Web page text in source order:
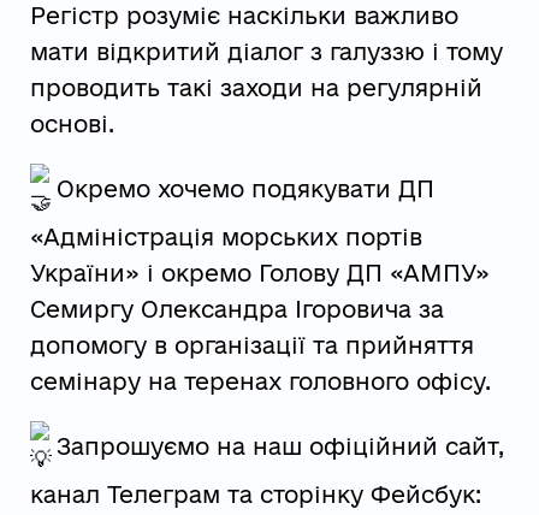
Регістр розуміє наскільки важливо
мати відкритий діалог з галуззю і тому
проводить такі заходи на регулярній
основі.
Окремо хочемо подякувати ДП
«Адміністрація морських портів
України» і окремо Голову ДП «АМПУ»
Семиргу Олександра Ігоровича за
допомогу в організації та прийняття
семінару на теренах головного офісу.
Запрошуємо на наш офіційний сайт,
канал Телеграм та сторінку Фейсбук: